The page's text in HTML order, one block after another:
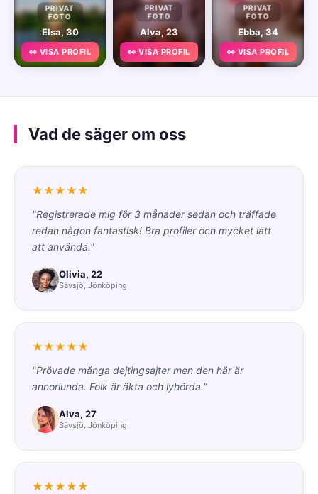
PRIVAT
FOTO
Elsa, 30
👀 VISA PROFIL
PRIVAT
FOTO
Alva, 23
👀 VISA PROFIL
PRIVAT
FOTO
Ebba, 34
👀 VISA PROFIL
Vad de säger om oss
★★★★★
"Registrerade mig för 3 månader sedan och träffade
redan någon fantastisk! Bra profiler och mycket lätt
att använda."
Olivia, 22
Sävsjö, Jönköping
★★★★★
"Prövade många dejtingsajter men den här är
annorlunda. Folk är äkta och lyhörda."
Alva, 27
Sävsjö, Jönköping
★★★★★